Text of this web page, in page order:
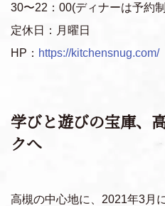
30〜22：00(ディナーは予約
定休日：月曜日
HP： https://kitchensnug.com/
学びと遊びの宝庫、
クへ
高槻の中心地に、2021年3月